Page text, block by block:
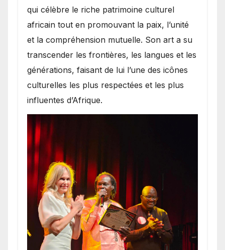
qui célèbre le riche patrimoine culturel
africain tout en promouvant la paix, l’unité
et la compréhension mutuelle. Son art a su
transcender les frontières, les langues et les
générations, faisant de lui l’une des icônes
culturelles les plus respectées et les plus
influentes d’Afrique.